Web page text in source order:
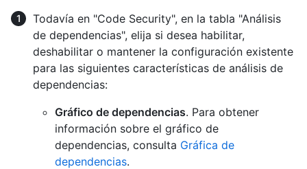
Todavía en "Code Security", en la tabla "Análisis
de dependencias", elija si desea habilitar,
deshabilitar o mantener la configuración existente
para las siguientes características de análisis de
dependencias:
Gráfico de dependencias. Para obtener
información sobre el gráfico de
dependencias, consulta Gráfica de
dependencias.